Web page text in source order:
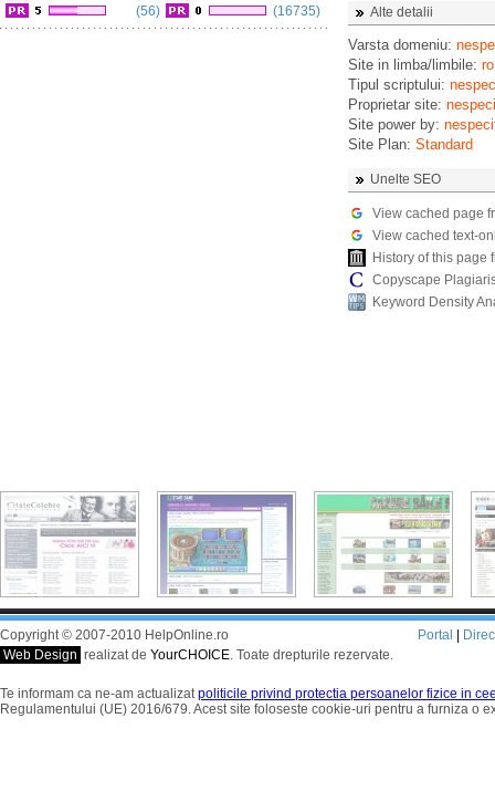
(56)
(16735)
Alte detalii
Varsta domeniu:
Site in limba/limbile: ro
Tipul scriptului:
Proprietar site:
Site power by:
Site Plan: Standard
Unelte SEO
View cached page
View cached text-
History of this page
Copyscape
Keyword Density
Copyright © 2007-2010 HelpOnline.ro
Web Design realizat de YourCHOICE. Toate drepturile rezervate.
Portal
Te informam ca ne-am actualizatpoliticile privind protectia persoanelor fizice in
Regulamentului (UE) 2016/679. Acest site foloseste cookie-uri pentru a furniza o